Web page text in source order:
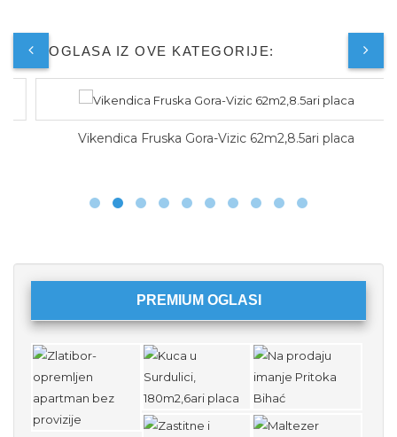
JOŠ OGLASA IZ OVE KATEGORIJE:
Vikendica Fruska Gora-Vizic 62m2,8.5ari placa
PREMIUM OGLASI